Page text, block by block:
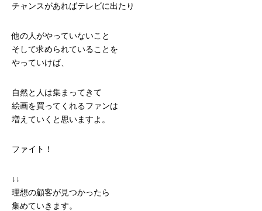
チャンスがあればテレビに出たり
他の人がやっていないこと
そして求められていることを
やっていけば、
自然と人は集まってきて
絵画を買ってくれるファンは
増えていくと思いますよ。
ファイト！
↓↓
理想の顧客が見つかったら
集めていきます。